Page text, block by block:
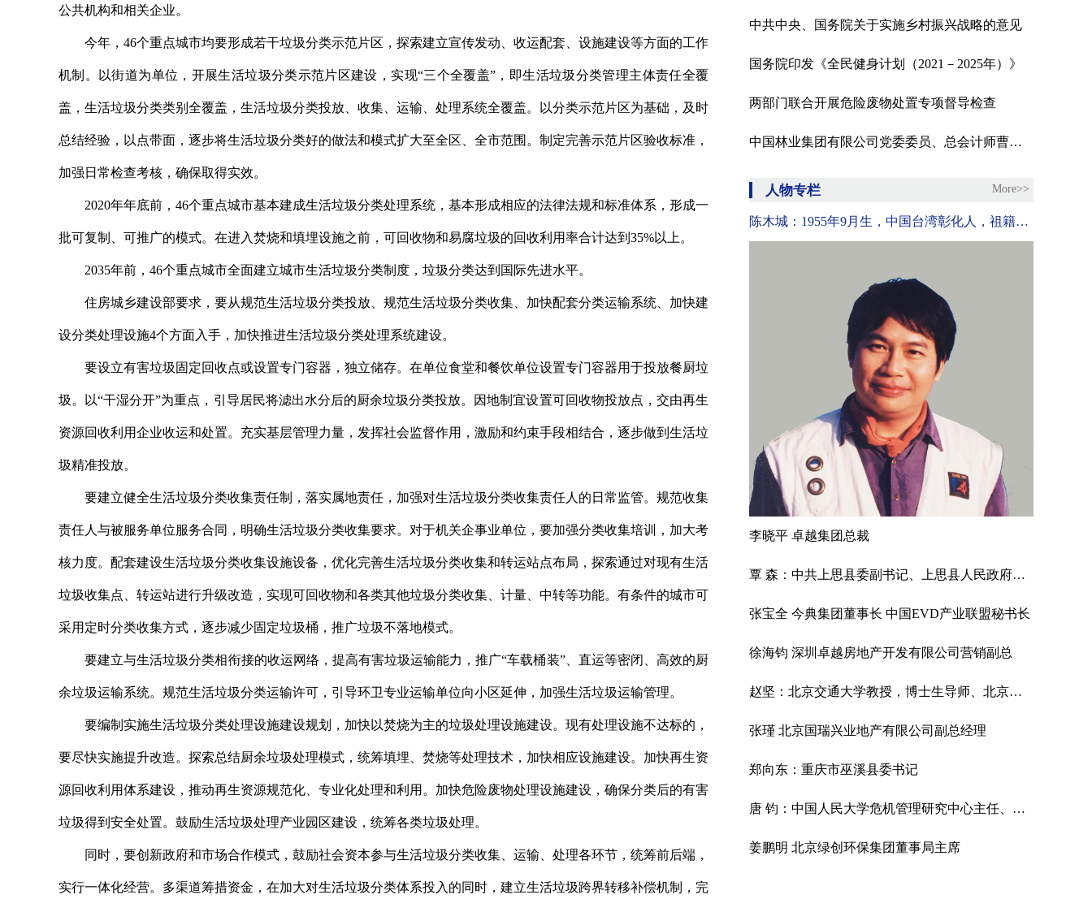
公共机构和相关企业。
今年，46个重点城市均要形成若干垃圾分类示范片区，探索建立宣传发动、收运配套、设施建设等方面的工作
机制。以街道为单位，开展生活垃圾分类示范片区建设，实现“三个全覆盖”，即生活垃圾分类管理主体责任全覆
盖，生活垃圾分类类别全覆盖，生活垃圾分类投放、收集、运输、处理系统全覆盖。以分类示范片区为基础，及时
总结经验，以点带面，逐步将生活垃圾分类好的做法和模式扩大至全区、全市范围。制定完善示范片区验收标准，
加强日常检查考核，确保取得实效。
2020年年底前，46个重点城市基本建成生活垃圾分类处理系统，基本形成相应的法律法规和标准体系，形成一
批可复制、可推广的模式。在进入焚烧和填埋设施之前，可回收物和易腐垃圾的回收利用率合计达到35%以上。
2035年前，46个重点城市全面建立城市生活垃圾分类制度，垃圾分类达到国际先进水平。
住房城乡建设部要求，要从规范生活垃圾分类投放、规范生活垃圾分类收集、加快配套分类运输系统、加快建
设分类处理设施4个方面入手，加快推进生活垃圾分类处理系统建设。
要设立有害垃圾固定回收点或设置专门容器，独立储存。在单位食堂和餐饮单位设置专门容器用于投放餐厨垃
圾。以“干湿分开”为重点，引导居民将滤出水分后的厨余垃圾分类投放。因地制宜设置可回收物投放点，交由再生
资源回收利用企业收运和处置。充实基层管理力量，发挥社会监督作用，激励和约束手段相结合，逐步做到生活垃
圾精准投放。
要建立健全生活垃圾分类收集责任制，落实属地责任，加强对生活垃圾分类收集责任人的日常监管。规范收集
责任人与被服务单位服务合同，明确生活垃圾分类收集要求。对于机关企事业单位，要加强分类收集培训，加大考
核力度。配套建设生活垃圾分类收集设施设备，优化完善生活垃圾分类收集和转运站点布局，探索通过对现有生活
垃圾收集点、转运站进行升级改造，实现可回收物和各类其他垃圾分类收集、计量、中转等功能。有条件的城市可
采用定时分类收集方式，逐步减少固定垃圾桶，推广垃圾不落地模式。
要建立与生活垃圾分类相衔接的收运网络，提高有害垃圾运输能力，推广“车载桶装”、直运等密闭、高效的厨
余垃圾运输系统。规范生活垃圾分类运输许可，引导环卫专业运输单位向小区延伸，加强生活垃圾运输管理。
要编制实施生活垃圾分类处理设施建设规划，加快以焚烧为主的垃圾处理设施建设。现有处理设施不达标的，
要尽快实施提升改造。探索总结厨余垃圾处理模式，统筹填埋、焚烧等处理技术，加快相应设施建设。加快再生资
源回收利用体系建设，推动再生资源规范化、专业化处理和利用。加快危险废物处理设施建设，确保分类后的有害
垃圾得到安全处置。鼓励生活垃圾处理产业园区建设，统筹各类垃圾处理。
同时，要创新政府和市场合作模式，鼓励社会资本参与生活垃圾分类收集、运输、处理各环节，统筹前后端，
实行一体化经营。多渠道筹措资金，在加大对生活垃圾分类体系投入的同时，建立生活垃圾跨界转移补偿机制，完
中共中央、国务院关于实施乡村振兴战略的意见
国务院印发《全民健身计划（2021－2025年）》
两部门联合开展危险废物处置专项督导检查
中国林业集团有限公司党委委员、总会计师曹军接受纪律审查和监察调查
人物专栏 More>>
陈木城：1955年9月生，中国台湾彰化人，祖籍福建漳浦，台北师专毕业，就读淡江大学英文系，赴美国密苏里东北大学修习教育硕士，并于校长任期间到台湾大学政治研究进修公共政策。
李晓平 卓越集团总裁
覃 森：中共上思县委副书记、上思县人民政府县长
张宝全 今典集团董事长 中国EVD产业联盟秘书长
徐海钧 深圳卓越房地产开发有限公司营销副总
赵坚：北京交通大学教授，博士生导师、北京交通大学中国城镇化研究中心主任、中国工业经济学会常务副理事长
张瑾 北京国瑞兴业地产有限公司副总经理
郑向东：重庆市巫溪县委书记
唐 钧：中国人民大学危机管理研究中心主任、政府管理与改革研究中心副主任
姜鹏明 北京绿创环保集团董事局主席